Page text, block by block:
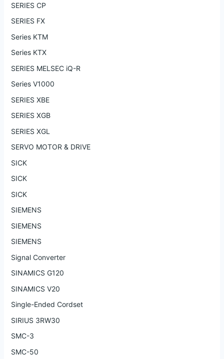
SERIES CP
SERIES FX
Series KTM
Series KTX
SERIES MELSEC iQ-R
Series V1000
SERIES XBE
SERIES XGB
SERIES XGL
SERVO MOTOR & DRIVE
SICK
SICK
SICK
SIEMENS
SIEMENS
SIEMENS
Signal Converter
SINAMICS G120
SINAMICS V20
Single-Ended Cordset
SIRIUS 3RW30
SMC-3
SMC-50